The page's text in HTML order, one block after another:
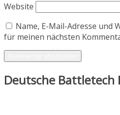
Website
Name, E-Mail-Adresse und
für meinen nächsten
Deutsche Battletech